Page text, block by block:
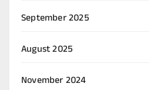
September 2025
August 2025
November 2024